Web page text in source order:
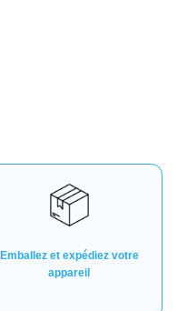
Emballez et expédiez votre
appareil